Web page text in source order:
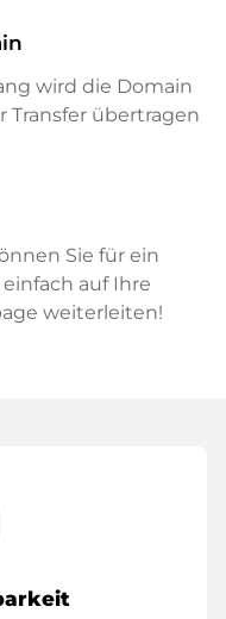
wird die Domain
Transfer übertragen
Sie für ein
auf Ihre
weiterleiten!